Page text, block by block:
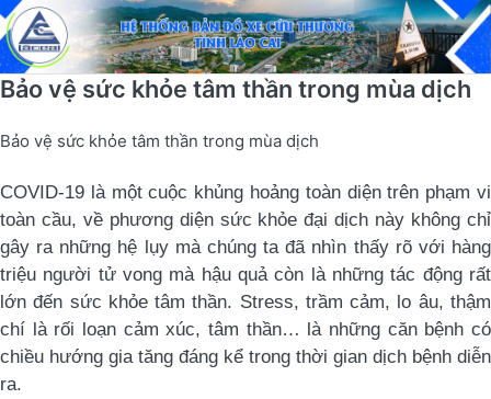
Bảo vệ sức khỏe tâm thần trong mùa dịch
Bảo vệ sức khỏe tâm thần trong mùa dịch
COVID-19 là một cuộc khủng hoảng toàn diện trên phạm vi
toàn cầu, về phương diện sức khỏe đại dịch này không chỉ
gây ra những hệ lụy mà chúng ta đã nhìn thấy rõ với hàng
triệu người tử vong mà hậu quả còn là những tác động rất
lớn đến sức khỏe tâm thần. Stress, trầm cảm, lo âu, thậm
chí là rối loạn cảm xúc, tâm thần… là những căn bệnh có
chiều hướng gia tăng đáng kể trong thời gian dịch bệnh diễn
ra.